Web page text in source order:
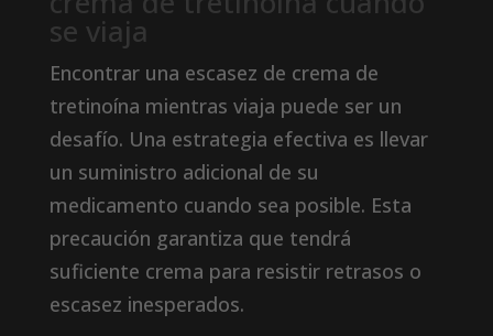
se viaja
Encontrar una escasez de crema de
tretinoína mientras viaja puede ser un
desafío. Una estrategia efectiva es llevar
un suministro adicional de su
medicamento cuando sea posible. Esta
precaución garantiza que tendrá
suficiente crema para resistir retrasos o
escasez inesperados.